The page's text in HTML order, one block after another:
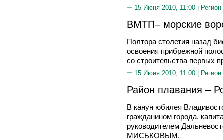
15 Июня 2010, 11:00 |
ВМТП– морские
Полтора столетия назад
освоения прибрежной
со строительства первых
15 Июня 2010, 11:00 | Регион
Район плавания –
В канун юбилея
гражданином города,
руководителем
МИСЬКОВЫМ.